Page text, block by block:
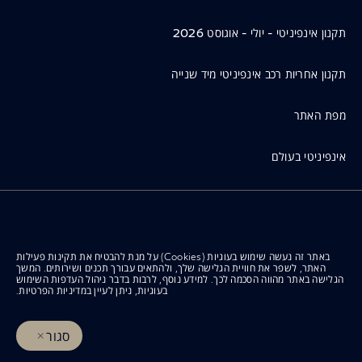
באתר זה נעשה שימוש בעוגיות (Cookies) על מנת להבטיח את תקינות פעילות
האתר, לשפר את חוויית הגלישה שלך, ולהתאים עבורך תכנים ושירותים. המשך
הגלישה באתר מהווה הסכמה לכך. למידע נוסף, לרבות בדבר ניהול העדפות השימוש
בעוגיות, ניתן לעיין במדיניות הפרטיות.
סגור
תקנון אינפיניטי - יולי - אוגוסט 2026
תקנון אחריות רכב אינפיניטי מיד שנייה
מפת האתר
אינפיניטי בעולם
מדיניות פרטיות